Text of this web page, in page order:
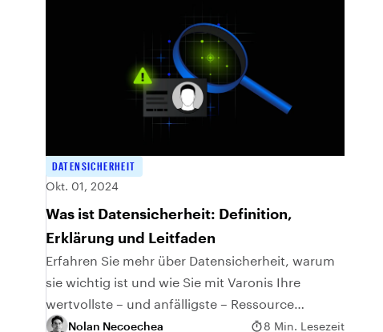
DATENSICHERHEIT
Okt. 01, 2024
Was ist Datensicherheit: Definition,
Erklärung und Leitfaden
Erfahren Sie mehr über Datensicherheit, warum
sie wichtig ist und wie Sie mit Varonis Ihre
wertvollste – und anfälligste – Ressource
schützen können.
Nolan Necoechea 8 Min. Lesezeit